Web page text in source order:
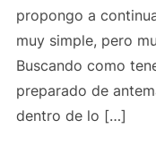
propongo a
muy simple, pero
Buscando como
preparado de
dentro de lo […]